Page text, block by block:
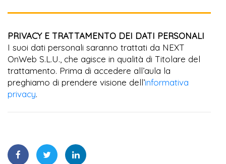
PRIVACY E TRATTAMENTO DEI DATI PERSONALI
I suoi dati personali saranno trattati da NEXT
OnWeb S.L.U., che agisce in qualità di Titolare del
trattamento. Prima di accedere all’aula la
preghiamo di prendere visione dell’informativa
privacy.